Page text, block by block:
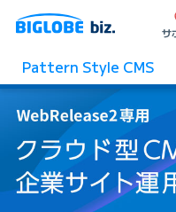
サ
Pattern Style CMS